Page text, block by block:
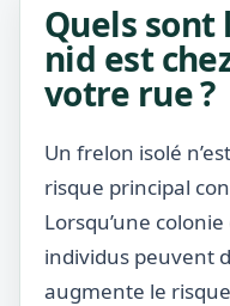
Quels sont
nid est
votre rue ?
Un frelon isolé
risque principal
Lorsqu’une
individus peuvent
augmente le